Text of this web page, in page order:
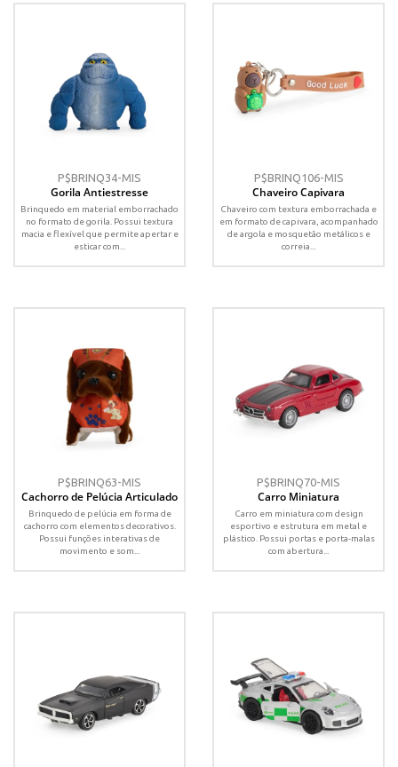
P$BRINQ34-MIS
Gorila Antiestresse
Brinquedo em material emborrachado
no formato de gorila. Possui textura
macia e flexível que permite apertar e
esticar com...
P$BRINQ106-MIS
Chaveiro Capivara
Chaveiro com textura emborrachada e
em formato de capivara, acompanhado
de argola e mosquetão metálicos e
correia...
P$BRINQ63-MIS
Cachorro de Pelúcia Articulado
Brinquedo de pelúcia em forma de
cachorro com elementos decorativos.
Possui funções interativas de
movimento e som...
P$BRINQ70-MIS
Carro Miniatura
Carro em miniatura com design
esportivo e estrutura em metal e
plástico. Possui portas e porta-malas
com abertura...